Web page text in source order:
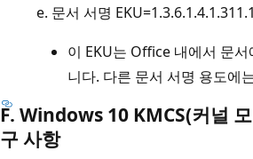
문서 서명
이 EKU는 Office 내에서 문
니다. 다른 문서 서명 용도에
F. Windows 10 KMCS(커널
구 사항